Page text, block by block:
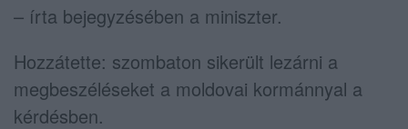
– írta bejegyzésében a miniszter.
Hozzátette: szombaton sikerült lezárni a
megbeszéléseket a moldovai kormánnyal a
kérdésben.